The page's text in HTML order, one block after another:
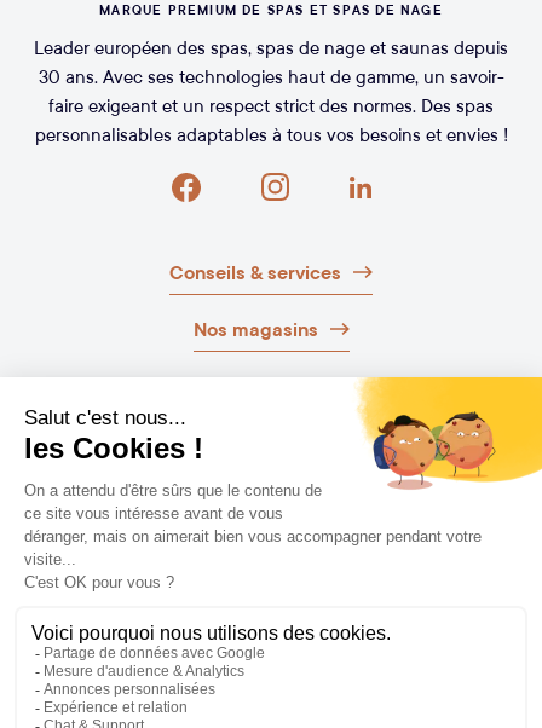
MARQUE PREMIUM DE SPAS ET SPAS DE NAGE
Leader européen des spas, spas de nage et saunas depuis
30 ans. Avec ses technologies haut de gamme, un savoir-
faire exigeant et un respect strict des normes. Des spas
personnalisables adaptables à tous vos besoins et envies !
Conseils & services
Nos magasins
Nos brochures
Guide d’achat
Newsletter
Laissez-vous guider
NOS EXPERTS VOUS AIDENT